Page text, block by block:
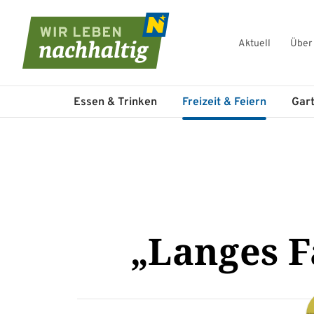
Aktuell Über
Navigation überspringen
Essen & Trinken Freizeit & Feiern
„Langes